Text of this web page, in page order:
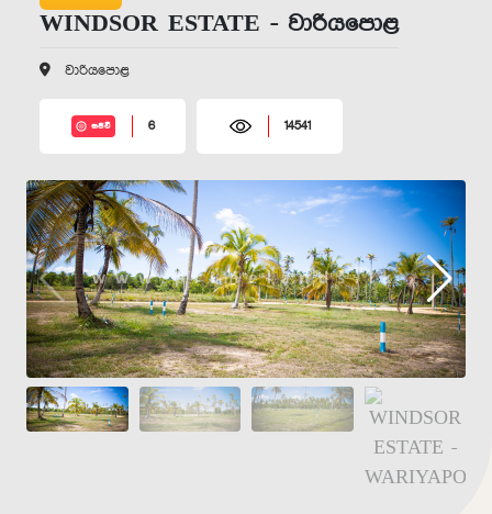
WINDSOR ESTATE - වාරියපොළ
වාරියපොළ
සජීවී 6 14541